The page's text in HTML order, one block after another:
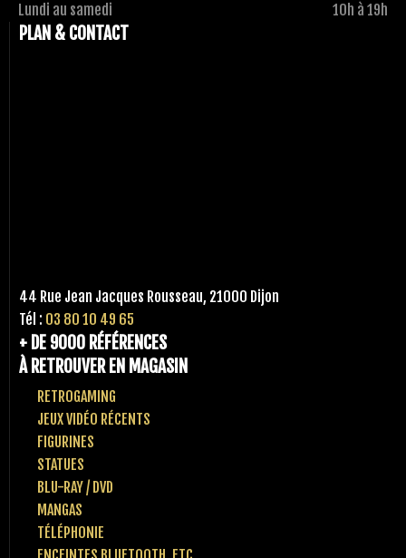
Lundi au samedi 10h à 19h
PLAN & CONTACT
44 Rue Jean Jacques Rousseau, 21000 Dijon
Tél : 03 80 10 49 65
+ DE 9000 RÉFÉRENCES
À RETROUVER EN MAGASIN
RETROGAMING
JEUX VIDÉO RÉCENTS
FIGURINES
STATUES
BLU-RAY / DVD
MANGAS
TÉLÉPHONIE